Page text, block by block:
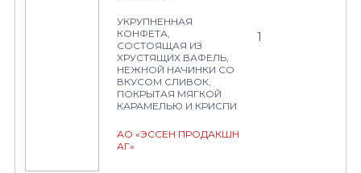
УКРУПНЕННАЯ
КОНФЕТА,
СОСТОЯЩАЯ ИЗ
ХРУСТЯЩИХ ВАФЕЛЬ,
НЕЖНОЙ НАЧИНКИ СО
ВКУСОМ СЛИВОК,
ПОКРЫТАЯ МЯГКОЙ
КАРАМЕЛЬЮ И КРИСПИ
АО «ЭССЕН ПРОДАКШН
АГ»
1